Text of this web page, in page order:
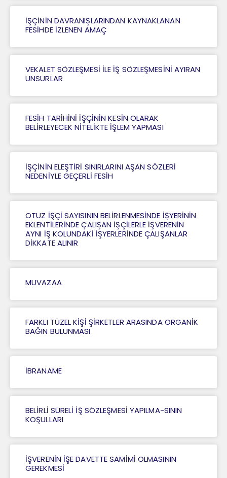
İŞÇİNİN DAVRANIŞLARINDAN KAYNAKLANAN
FESİHDE İZLENEN AMAÇ
VEKALET SÖZLEŞMESİ İLE İŞ SÖZLEŞMESİNİ AYIRAN
UNSURLAR
FESİH TARİHİNİ İŞÇİNİN KESİN OLARAK
BELİRLEYECEK NİTELİKTE İŞLEM YAPMASI
İŞÇİNİN ELEŞTİRİ SINIRLARINI AŞAN SÖZLERİ
NEDENİYLE GEÇERLİ FESİH
OTUZ İŞÇİ SAYISININ BELİRLENMESİNDE İŞYERİNİN
EKLENTİLERİNDE ÇALIŞAN İŞÇİLERLE İŞVERENİN
AYNI İŞ KOLUNDAKİ İŞYERLERİNDE ÇALIŞANLAR
DİKKATE ALINIR
MUVAZAA
FARKLI TÜZEL KİŞİ ŞİRKETLER ARASINDA ORGANİK
BAĞIN BULUNMASI
İBRANAME
BELİRLİ SÜRELİ İŞ SÖZLEŞMESİ YAPILMA-SININ
KOŞULLARI
İŞVERENİN İŞE DAVETTE SAMİMİ OLMASININ
GEREKMESİ